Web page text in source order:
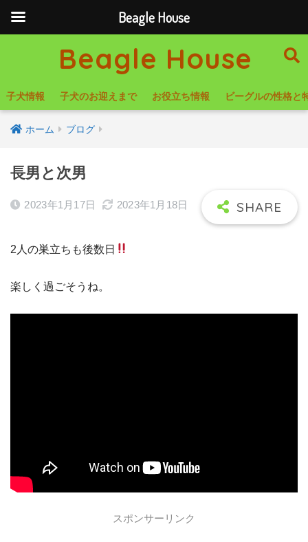
Beagle House
子犬情報 子犬のお迎えまで お役立ち情報 ビーグルの性格と
ホーム ブログ
長男と次男
2023年1月17日 2023年1月18日
2人の巣立ちも後数日
楽しく過ごそうね。
スポンサーリンク
Beagle House